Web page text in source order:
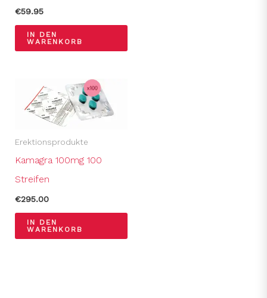
€59.95
IN DEN
WARENKORB
Erektionsprodukte
Kamagra 100mg 100
Streifen
€295.00
IN DEN
WARENKORB